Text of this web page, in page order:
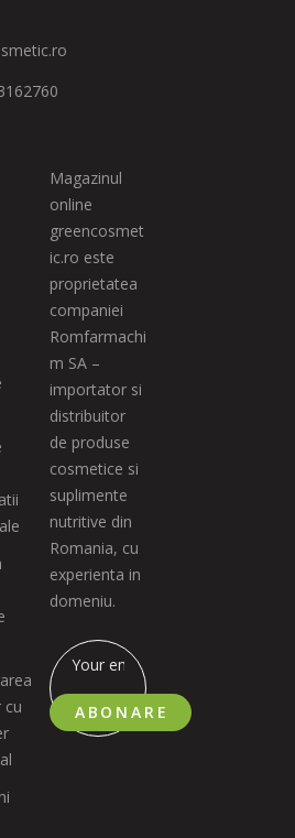
cu
Magazinul
online
greencosmet
ic.ro este
proprietatea
companiei
Romfarmachi
m SA –
importator si
distribuitor
de produse
cosmetice si
suplimente
nutritive din
Romania, cu
experienta in
domeniu.
ABONARE